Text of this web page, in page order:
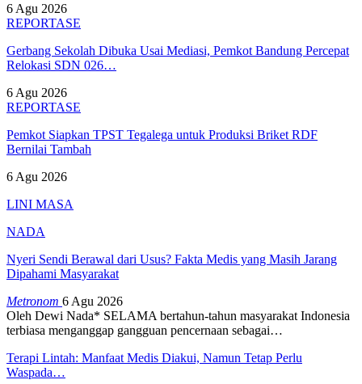
6 Agu 2026
REPORTASE
Gerbang Sekolah Dibuka Usai Mediasi, Pemkot Bandung Percepat
Relokasi SDN 026…
6 Agu 2026
REPORTASE
Pemkot Siapkan TPST Tegalega untuk Produksi Briket RDF
Bernilai Tambah
6 Agu 2026
LINI MASA
NADA
Nyeri Sendi Berawal dari Usus? Fakta Medis yang Masih Jarang
Dipahami Masyarakat
Metronom 6 Agu 2026
Oleh Dewi Nada* SELAMA bertahun-tahun masyarakat Indonesia
terbiasa menganggap gangguan pencernaan sebagai…
Terapi Lintah: Manfaat Medis Diakui, Namun Tetap Perlu
Waspada…